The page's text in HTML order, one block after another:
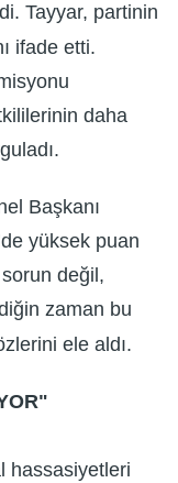
Tayyar, partinin
ifade etti.
daha
Başkanı
yüksek puan
değil,
zaman bu
ele aldı.
hassasiyetleri